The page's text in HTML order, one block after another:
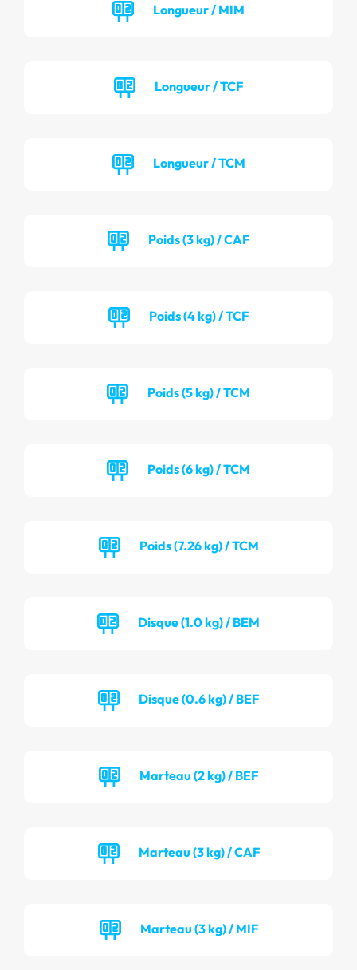
Longueur / MIM
Longueur / TCF
Longueur / TCM
Poids (3 kg) / CAF
Poids (4 kg) / TCF
Poids (5 kg) / TCM
Poids (6 kg) / TCM
Poids (7.26 kg) / TCM
Disque (1.0 kg) / BEM
Disque (0.6 kg) / BEF
Marteau (2 kg) / BEF
Marteau (3 kg) / CAF
Marteau (3 kg) / MIF